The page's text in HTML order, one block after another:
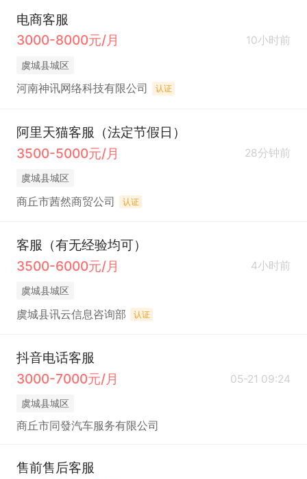
电商客服
3000-8000元/月
10小时前
虞城县城区
河南神讯网络科技有限公司 认证
阿里天猫客服（法定节假日）
3500-5000元/月
28分钟前
虞城县城区
商丘市茜然商贸公司 认证
客服（有无经验均可）
3500-6000元/月
4小时前
虞城县城区
虞城县讯云信息咨询部 认证
抖音电话客服
3000-7000元/月
05-21 09:24
虞城县城区
商丘市同發汽车服务有限公司
售前售后客服